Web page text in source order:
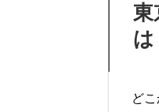
東
は
ど